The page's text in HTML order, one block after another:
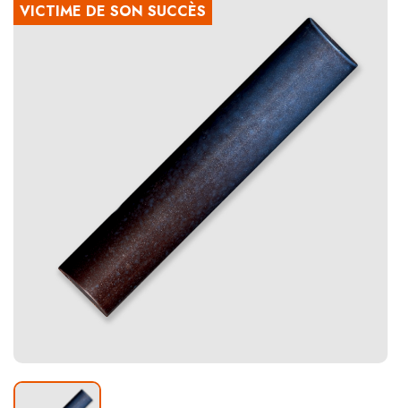
VICTIME DE SON SUCCÈS